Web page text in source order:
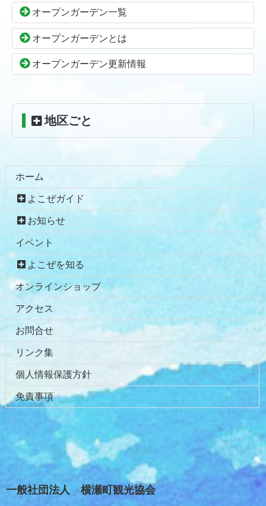
本
文
先
へ
る
頭
へ
る
オープンガーデン一覧
オープンガーデンとは
オープンガーデン更新情報
地区ごと
ホーム
よこぜガイド
お知らせ
イベント
よこぜを知る
オンラインショップ
アクセス
お問合せ
リンク集
個人情報保護方針
免責事項
一般社団法人 横瀬町観光協会